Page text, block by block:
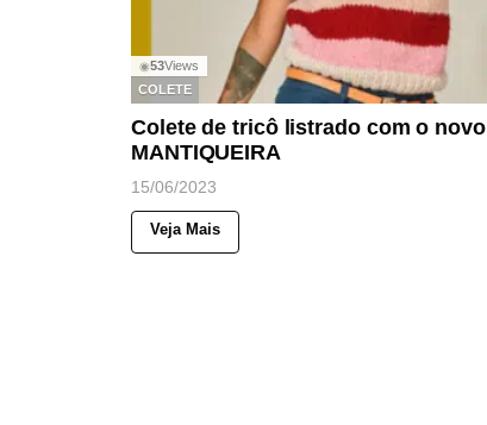
◉53Views
COLETE
Colete de tricô listrado com o
MANTIQUEIRA
15/06/2023
Veja Mais